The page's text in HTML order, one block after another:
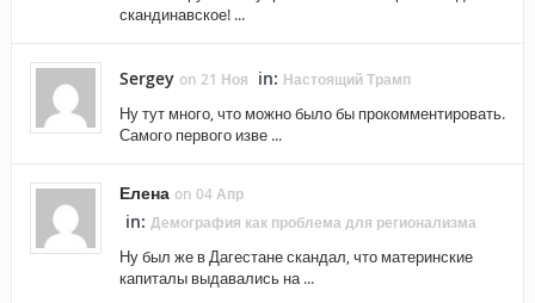
скандинавское! ...
Sergey on 21 Ноя in: Настоящий Трамп
Ну тут много, что можно было бы прокомментировать.
Самого первого изве ...
Елена on 04 Апр
in: Демография как проблема для регионализма
Ну был же в Дагестане скандал, что материнские
капиталы выдавались на ...